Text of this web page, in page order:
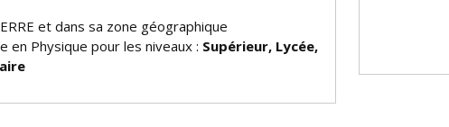
et dans sa zone géographique
en Physique pour les niveaux : Supérieur, Lycée,